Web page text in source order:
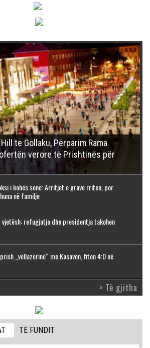
te Gollaku, Përparim Rama
verore të Prishtinës për
i kohës sonë: Arritjet e grave rriten, por
në familje
vjetësh: refugjatja dhe presidentja takohen
„vëllazërinë“ me Kosovën, fiton 4:0 në
> Të gjitha
TË FUNDIT